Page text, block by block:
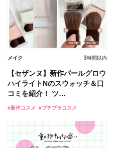
メイク 3時間以内
【セザンヌ】新作パールグロウ
ハイライトNのスウォッチ＆口
コミを紹介！ ツ…
#新作コスメ #プチプラコスメ
スキンケア 2026.08.01
【2026夏】「シートマスク・
パック」ランキングTOP5！＜
マキアビュー…
#ベストコスメ #シートマスク
メイク 2026.08.07
【フォロー＆いいねで当たる】
イヴ・サンローラン「YSL ラ
ブ ライト コ…
#リップ #アイシャドウ
ボディケア 2026.08.01
【クリスマスコフレ2026】ヴ
ェレダからラグジュアリーなコ
レクションが登…
#クリスマスコフレ #コフレ
美活 2026.07.25
【板野友美さんの美活】「最
近、下の歯の矯正を再開したん
です」オーラルケア…
#歯磨き粉 #オーラルケア
ヘア 2026.07.31
【夏のボブヘア】ひし形シルエ
ットで顔型補正！ ふんわりボ
リューム感で魅せ…
#ヘアスタイル #ヘアカタログ
ライフスタイル 2026.07.20
【ROIROMライブレポ】まるで
テーマパーク！！愛と夢の詰ま
った初コンサ…
#アイドル #推し活
メイク 2026.08.07
【セザンヌ】「ブライトカラー
シーラー」新色グリーンが8/7
に発売｜既存色…
#新作コスメ #プチプラコスメ